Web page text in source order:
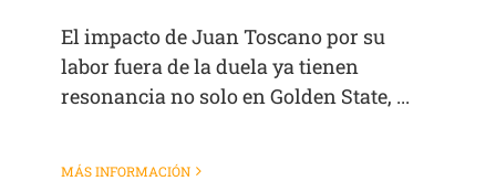
El impacto de Juan Toscano por su
labor fuera de la duela ya tienen
resonancia no solo en Golden State, ...
MÁS INFORMACIÓN